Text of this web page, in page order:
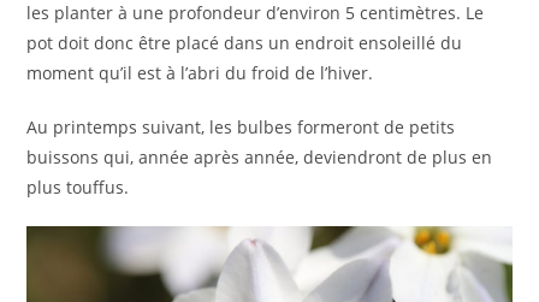
les planter à une profondeur d’environ 5 centimètres. Le
pot doit donc être placé dans un endroit ensoleillé du
moment qu’il est à l’abri du froid de l’hiver.
Au printemps suivant, les bulbes formeront de petits
buissons qui, année après année, deviendront de plus en
plus touffus.